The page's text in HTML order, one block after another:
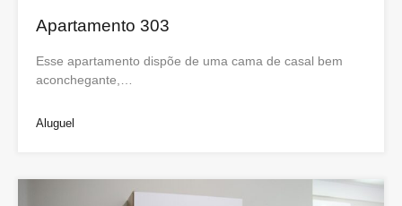
Apartamento 303
Esse apartamento dispõe de uma cama de casal bem
aconchegante,…
Aluguel